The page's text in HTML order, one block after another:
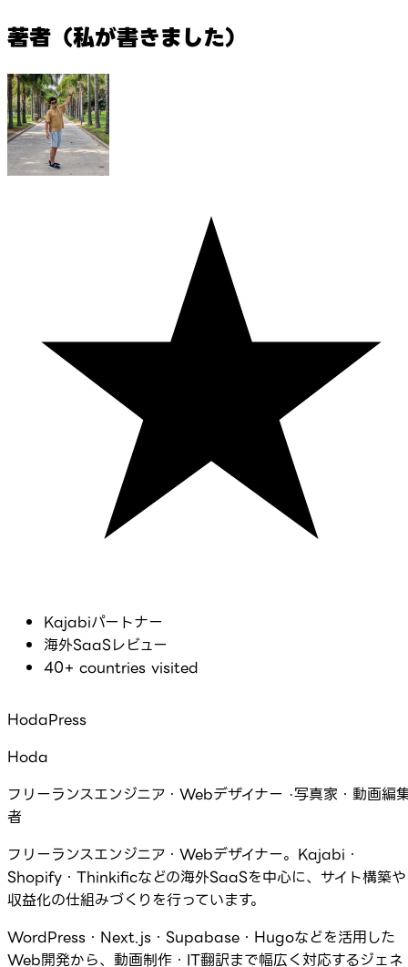
著者（私が書きました）
Kajabiパートナー
海外SaaSレビュー
40+ countries visited
HodaPress
Hoda
フリーランスエンジニア・Webデザイナー ·写真家・動画編
者
フリーランスエンジニア・Webデザイナー。Kajabi・
Shopify・Thinkificなどの海外SaaSを中心に、サイト構築や
収益化の仕組みづくりを行っています。
WordPress・Next.js・Supabase・Hugoなどを活用した
Web開発から、動画制作・IT翻訳まで幅広く対応するジェネ